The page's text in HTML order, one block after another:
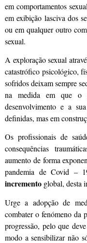
em comportamentos
em exibição lasciva dos
ou em qualquer outro
sexual.
A exploração sexual
catastrófico psicológico,
sofridos deixam sempre
na medida em que o
desenvolvimento e a
definidas, mas em
Os profissionais de
consequências
aumento de forma
pandemia de Covid –
incremento global, desta
Urge a adopção de
combater o fenómeno da
progressão, pelo que
modo a sensibilizar não